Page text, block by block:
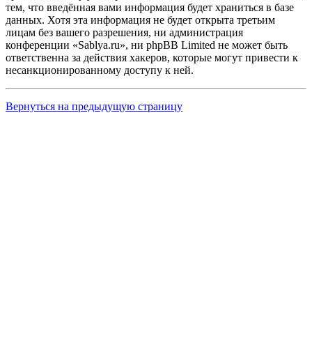
тем, что введённая вами информация будет храниться в базе
данных. Хотя эта информация не будет открыта третьим
лицам без вашего разрешения, ни администрация
конференции «Sablya.ru», ни phpBB Limited не может быть
ответственна за действия хакеров, которые могут привести к
несанкционированному доступу к ней.
Вернуться на предыдущую страницу